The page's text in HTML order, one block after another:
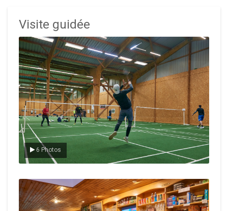
Visite guidée
6 Photos
Le badminton
Le Club